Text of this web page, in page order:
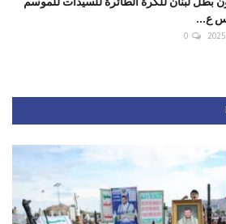
ع...
0